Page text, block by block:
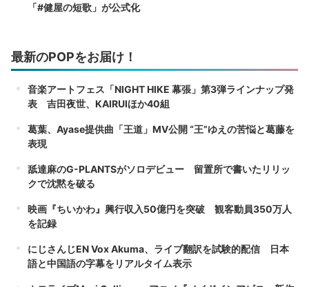
「#健屋の短歌」が公式化
最新のPOPをお届け！
音楽アートフェス「NIGHT HIKE 幕張」第3弾ラインナップ発
表 吉田夜世、KAIRUIほか40組
葛葉、Ayase提供曲「王道」MV公開 “王”ゆえの苦悩と葛藤を
表現
舐達麻のG-PLANTSがソロデビュー 留置所で書いたリリッ
クで沈黙を破る
映画『ちいかわ』興行収入50億円を突破 観客動員350万人
を記録
にじさんじEN Vox Akuma、ライブ翻訳を試験的配信 日本
語と中国語の字幕をリアルタイム表示